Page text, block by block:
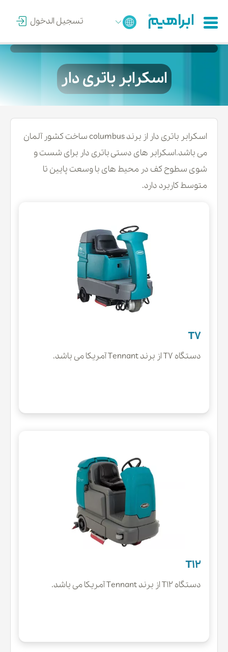
تسجيل الدخول
اسکرابر باتری دار
اسکرابر باتری دار از برند columbus ساخت کشور آلمان
می باشد.اسکرابر های دستی باتری دار برای شست و
شوی سطوح کف در محیط های با وسعت پایین تا
متوسط کاربرد دارد.
T7
دستگاه T7 از برند Tennant آمریکا می باشد.
T12
دستگاه T12 از برند Tennant آمریکا می باشد.